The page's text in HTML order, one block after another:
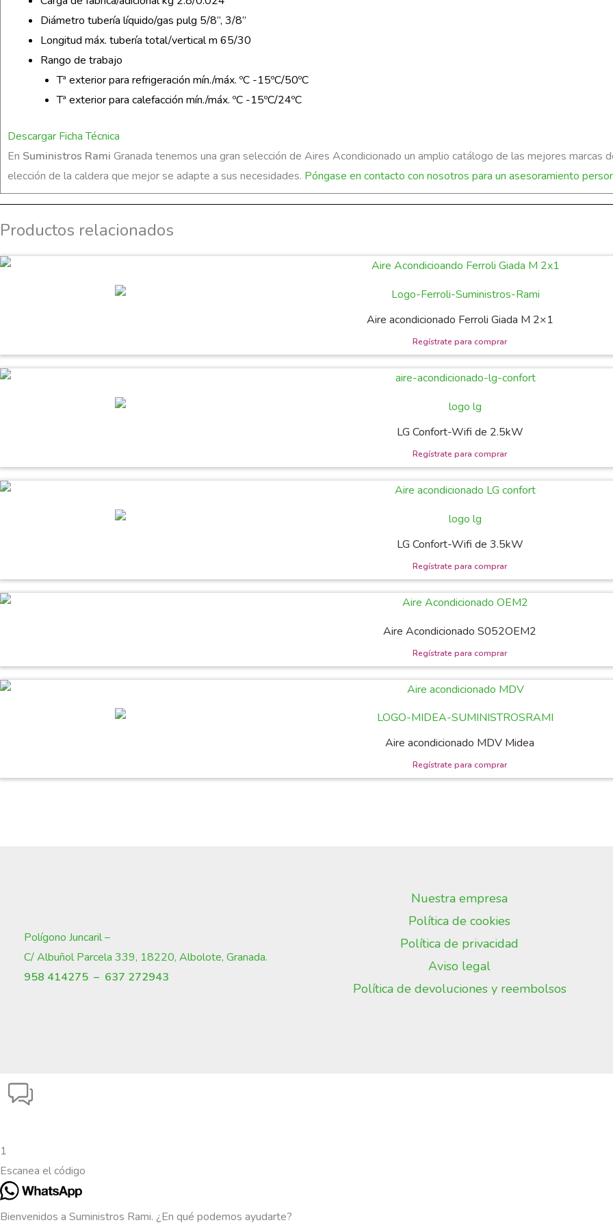
Diámetro tubería líquido/gas pulg 5/8”, 3/8”
Longitud máx. tubería total/vertical m 65/30
Rango de trabajo
Tª exterior para refrigeración mín./máx. ºC -15ºC/50ºC
Tª exterior para calefacción mín./máx. ºC -15ºC/24ºC
Descargar Ficha Técnica
En Suministros Rami Granada tenemos una gran selección de Aires Acondicionado un amplio catálogo de las mejores
elección de la caldera que mejor se adapte a sus necesidades. Póngase en contacto con nosotros para un asesoramiento
Productos relacionados
Aire acondicionado Ferroli Giada M 2×1
LG Confort-Wifi de 2.5kW
LG Confort-Wifi de 3.5kW
Aire Acondicionado S052OEM2
Aire acondicionado MDV Midea
Polígono Juncaril –
C/ Albuñol Parcela 339, 18220, Albolote, Granada.
958 414275 – 637 272943
Nuestra empresa
Política de cookies
Política de privacidad
Aviso legal
Política de devoluciones y reembolsos
1
Escanea el código
Bienvenidos a Suministros Rami. ¿En qué podemos ayudarte?